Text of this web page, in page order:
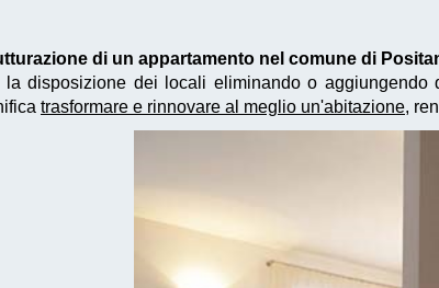
di un appartamento nel comune di
la disposizione dei locali eliminando o aggiungendo
trasformare e rinnovare al meglio un'abitazione,